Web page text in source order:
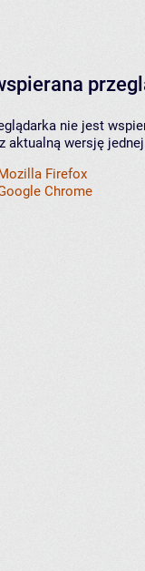
nie jest
aktualną wersję
Firefox
Chrome